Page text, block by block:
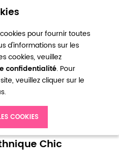
pour fournir toutes
d'informations sur les
cookies, veuillez
confidentialité. Pour
veuillez cliquer sur le
COOKIES
Ethnique Chic
Chic